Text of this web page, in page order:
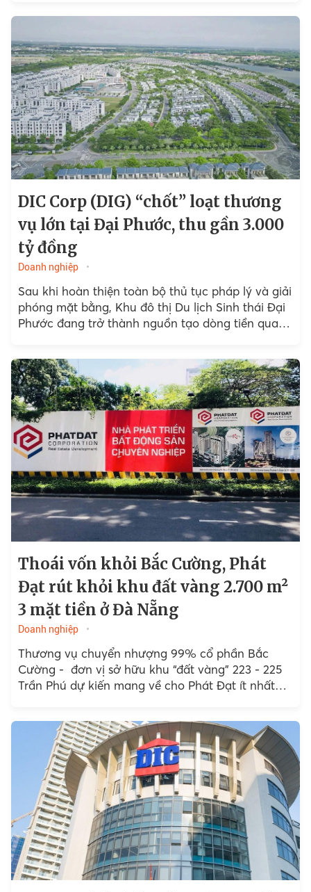
DIC Corp (DIG) “chốt” loạt thương
vụ lớn tại Đại Phước, thu gần 3.000
tỷ đồng
Doanh nghiệp
Sau khi hoàn thiện toàn bộ thủ tục pháp lý và giải
phóng mặt bằng, Khu đô thị Du lịch Sinh thái Đại
Phước đang trở thành nguồn tạo dòng tiền quan
Thoái vốn khỏi Bắc Cường, Phát
Đạt rút khỏi khu đất vàng 2.700 m²
3 mặt tiền ở Đà Nẵng
Doanh nghiệp
Thương vụ chuyển nhượng 99% cổ phần Bắc
Cường - đơn vị sở hữu khu “đất vàng” 223 - 225
Trần Phú dự kiến mang về cho Phát Đạt ít nhất